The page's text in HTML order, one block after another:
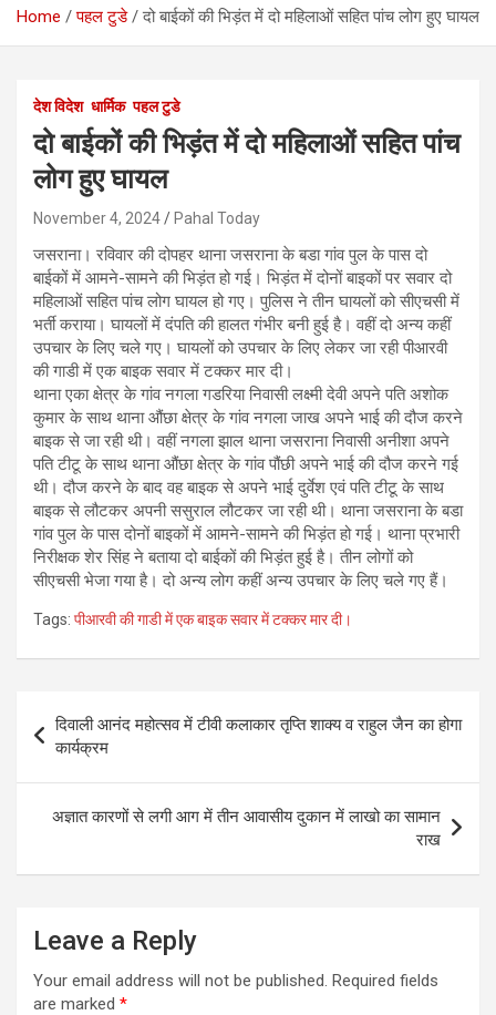
Home पहल टुडे दो बाईकों की भिड़ंत में दो महिलाओं सहित पांच लोग हुए घायल
देश विदेश धार्मिक पहल टुडे
दो बाईकों की भिड़ंत में दो महिलाओं सहित पांच
लोग हुए घायल
November 4, 2024 Pahal Today
जसराना। रविवार की दोपहर थाना जसराना के बडा गांव पुल के पास दो
बाईकों में आमने-सामने की भिड़ंत हो गई। भिड़ंत में दोनों बाइकों पर सवार दो
महिलाओं सहित पांच लोग घायल हो गए। पुलिस ने तीन घायलों को सीएचसी में
भर्ती कराया। घायलों में दंपति की हालत गंभीर बनी हुई है। वहीं दो अन्य कहीं
उपचार के लिए चले गए। घायलों को उपचार के लिए लेकर जा रही पीआरवी
की गाडी में एक बाइक सवार में टक्कर मार दी।
थाना एका क्षेत्र के गांव नगला गडरिया निवासी लक्ष्मी देवी अपने पति अशोक
कुमार के साथ थाना औंछा क्षेत्र के गांव नगला जाख अपने भाई की दौज करने
बाइक से जा रही थी। वहीं नगला झाल थाना जसराना निवासी अनीशा अपने
पति टीटू के साथ थाना औंछा क्षेत्र के गांव पौंछी अपने भाई की दौज करने गई
थी। दौज करने के बाद वह बाइक से अपने भाई दुर्वेश एवं पति टीटू के साथ
बाइक से लौटकर अपनी ससुराल लौटकर जा रही थी। थाना जसराना के बडा
गांव पुल के पास दोनों बाइकों में आमने-सामने की भिड़ंत हो गई। थाना प्रभारी
निरीक्षक शेर सिंह ने बताया दो बाईकों की भिड़ंत हुई है। तीन लोगों को
सीएचसी भेजा गया है। दो अन्य लोग कहीं अन्य उपचार के लिए चले गए हैं।
Tags: पीआरवी की गाडी में एक बाइक सवार में टक्कर मार दी।
Post
navigation
दिवाली आनंद महोत्सव में टीवी कलाकार तृप्ति शाक्य व राहुल जैन का होगा
कार्यक्रम
अज्ञात कारणों से लगी आग में तीन आवासीय दुकान में लाखो का सामान
राख
Leave a Reply
Your email address will not be published. Required fields
are marked *